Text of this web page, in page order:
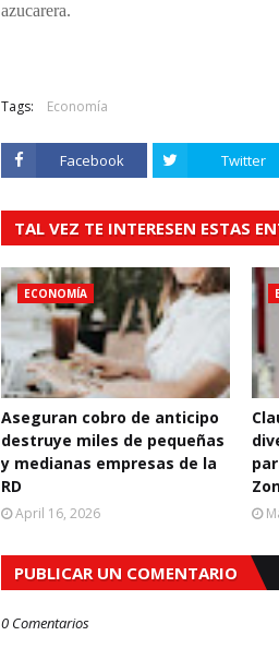
azucarera.
Tags: Economía
Facebook Twitter
TAL VEZ TE INTERESEN ESTAS
ECONOMÍA
Aseguran cobro de anticipo
destruye miles de pequeñas
y medianas empresas de la
RD
April 16, 2026
PUBLICAR UN COMENTARIO
0 Comentarios